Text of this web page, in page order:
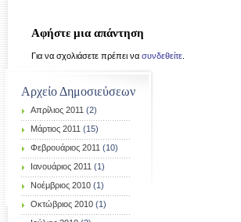
Αφήστε μια απάντηση
Για να σχολιάσετε πρέπει να συνδεθείτε
Αρχείο Δημοσιεύσεων
Απρίλιος 2011 (2)
Μάρτιος 2011 (15)
Φεβρουάριος 2011 (10)
Ιανουάριος 2011 (1)
Νοέμβριος 2010 (1)
Οκτώβριος 2010 (1)